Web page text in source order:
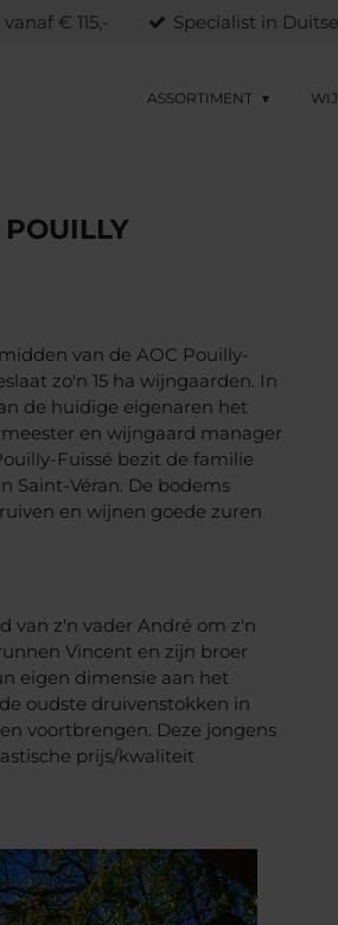
€ 115,- Specialist in
ASSORTIMENT
van de AOC Pouilly-
zo'n 15 ha wijngaarden. In
de huidige eigenaren het
en wijngaard manager
Fuissé bezit de familie
Saint-Véran. De bodems
en wijnen goede zuren
van z'n vader André om z'n
Vincent en zijn broer
eigen dimensie aan het
oudste druivenstokken in
voortbrengen. Deze jongens
prijs/kwaliteit